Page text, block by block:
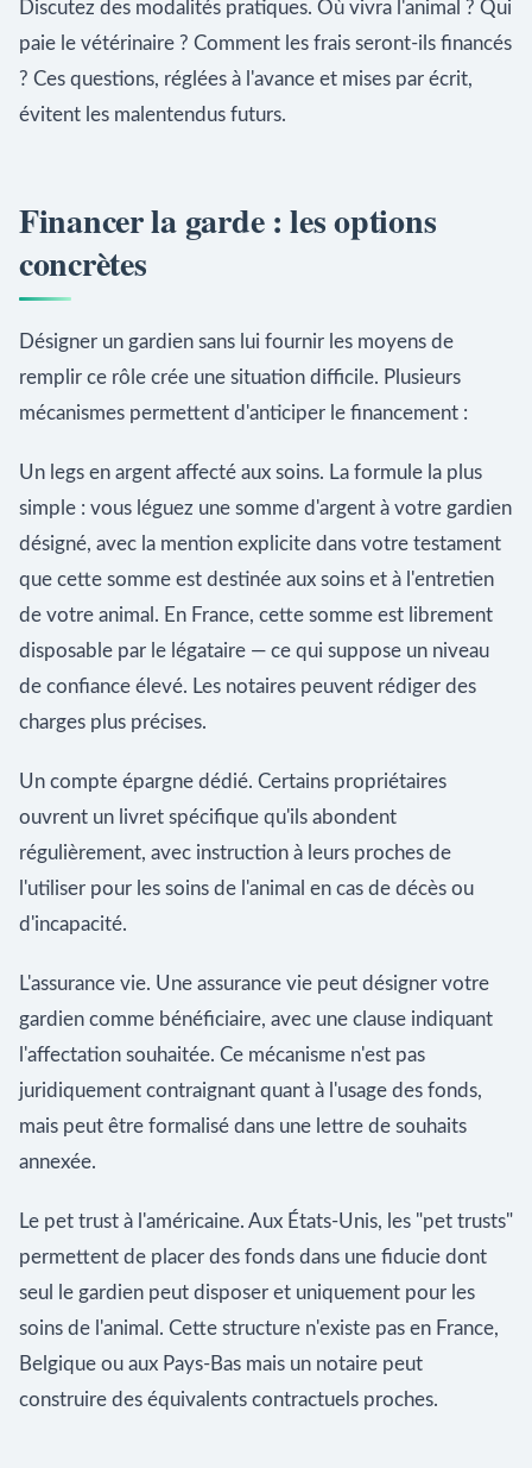
Discutez des modalités pratiques. Où vivra l'animal ? Qui
paie le vétérinaire ? Comment les frais seront-ils financés
? Ces questions, réglées à l'avance et mises par écrit,
évitent les malentendus futurs.
Financer la garde : les options
concrètes
Désigner un gardien sans lui fournir les moyens de
remplir ce rôle crée une situation difficile. Plusieurs
mécanismes permettent d'anticiper le financement :
Un legs en argent affecté aux soins. La formule la plus
simple : vous léguez une somme d'argent à votre gardien
désigné, avec la mention explicite dans votre testament
que cette somme est destinée aux soins et à l'entretien
de votre animal. En France, cette somme est librement
disposable par le légataire — ce qui suppose un niveau
de confiance élevé. Les notaires peuvent rédiger des
charges plus précises.
Un compte épargne dédié. Certains propriétaires
ouvrent un livret spécifique qu'ils abondent
régulièrement, avec instruction à leurs proches de
l'utiliser pour les soins de l'animal en cas de décès ou
d'incapacité.
L'assurance vie. Une assurance vie peut désigner votre
gardien comme bénéficiaire, avec une clause indiquant
l'affectation souhaitée. Ce mécanisme n'est pas
juridiquement contraignant quant à l'usage des fonds,
mais peut être formalisé dans une lettre de souhaits
annexée.
Le pet trust à l'américaine. Aux États-Unis, les "pet trusts"
permettent de placer des fonds dans une fiducie dont
seul le gardien peut disposer et uniquement pour les
soins de l'animal. Cette structure n'existe pas en France,
Belgique ou aux Pays-Bas mais un notaire peut
construire des équivalents contractuels proches.